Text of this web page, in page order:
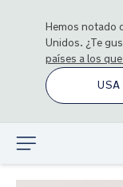
Hemos notado
Unidos. ¿Te
países a los
USA